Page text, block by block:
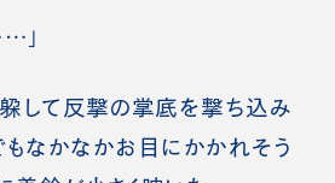
」
して反撃の掌底を撃ち込み
もなかなかお目にかかれそう